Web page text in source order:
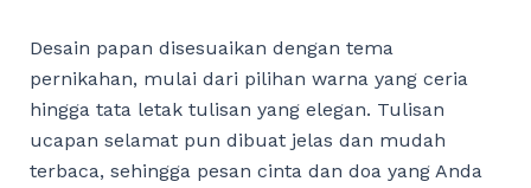
Desain papan disesuaikan dengan tema
pernikahan, mulai dari pilihan warna yang ceria
hingga tata letak tulisan yang elegan. Tulisan
ucapan selamat pun dibuat jelas dan mudah
terbaca, sehingga pesan cinta dan doa yang Anda